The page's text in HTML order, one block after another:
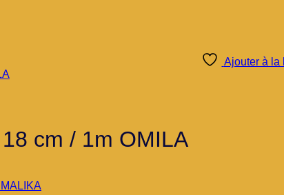
Ajouter à la
cm / 1m OMILA